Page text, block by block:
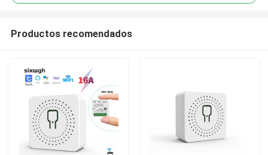
Productos recomendados